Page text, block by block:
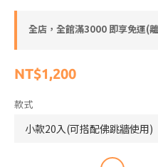
全店，全館滿3000 即享免運(
NT$1,200
款式